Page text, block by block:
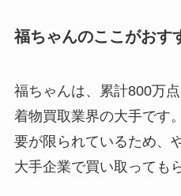
福ちゃんのここがおす
福ちゃんは、累計800万
着物買取業界の大手です
要が限られているため、
大手企業で買い取っても